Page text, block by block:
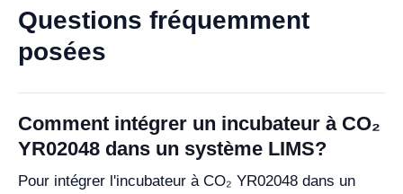
Questions fréquemment
posées
Comment intégrer un incubateur à CO₂
YR02048 dans un système LIMS?
Pour intégrer l'incubateur à CO₂ YR02048 dans un